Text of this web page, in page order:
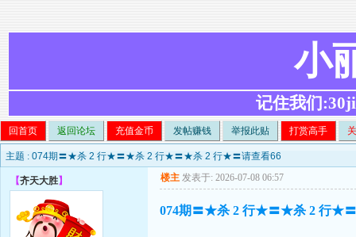
小
记住我们
回首页 返回论坛 充值金币 发帖赚钱 举报此贴 打赏高手
主题 : 074期〓★杀 2 行★〓★杀 2 行★〓★杀 2 行★〓请查看66
【齐天大胜】 楼主 发表于: 2026-07-08 06:57
074期〓★杀 2 行★〓★杀 2 行★